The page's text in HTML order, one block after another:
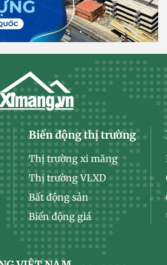
Biến động thị trường
Thị trường xi măng
Thị trường VLXD
Bất động sản
Biến động giá